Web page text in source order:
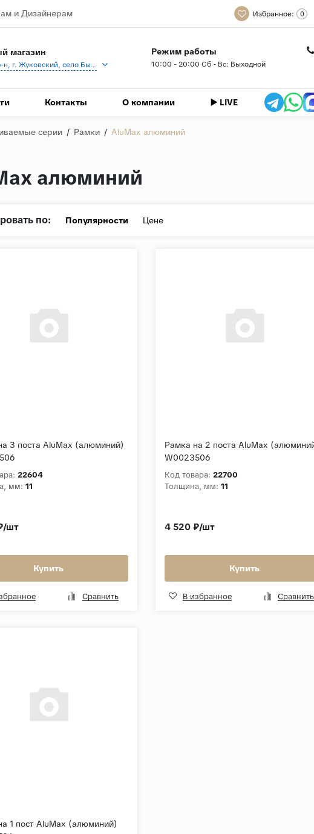
и Дизайнерам Избранное: 0
магазин
Раменский р-н, г. Жуковский, село Быково, кп Спартак, Береговая ул., 1
Режим работы
10:00 - 20:00 Сб - Вс: Выходной
Контакты О компании ▶️ LIVE
серии / Рамки / AluMax алюминий
алюминий
по: Популярности Цене
3 поста AluMax (алюминий)
22604
мм: 11
шт
Купить
Сравнить
Рамка на 2 поста AluMax
W0023506
Код товара: 22700
Толщина, мм: 11
4 520 ₽/шт
Купить
В избранное Сравнить
1 пост AluMax (алюминий)